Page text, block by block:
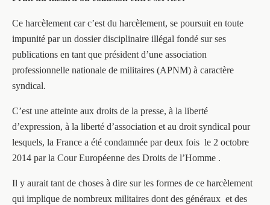
Ce harcèlement car c’est du harcèlement, se poursuit en toute
impunité par un dossier disciplinaire illégal fondé sur ses
publications en tant que président d’une association
professionnelle nationale de militaires (APNM) à caractère
syndical.
C’est une atteinte aux droits de la presse, à la liberté
d’expression, à la liberté d’association et au droit syndical pour
lesquels, la France a été condamnée par deux fois le 2 octobre
2014 par la Cour Européenne des Droits de l’Homme .
Il y aurait tant de choses à dire sur les formes de ce harcèlement
qui implique de nombreux militaires dont des généraux et des